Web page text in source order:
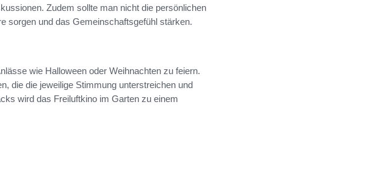
Zudem sollte man nicht die persönlichen
sorgen und das Gemeinschaftsgefühl stärken.
wie Halloween oder Weihnachten zu feiern.
die die jeweilige Stimmung unterstreichen und
wird das Freiluftkino im Garten zu einem